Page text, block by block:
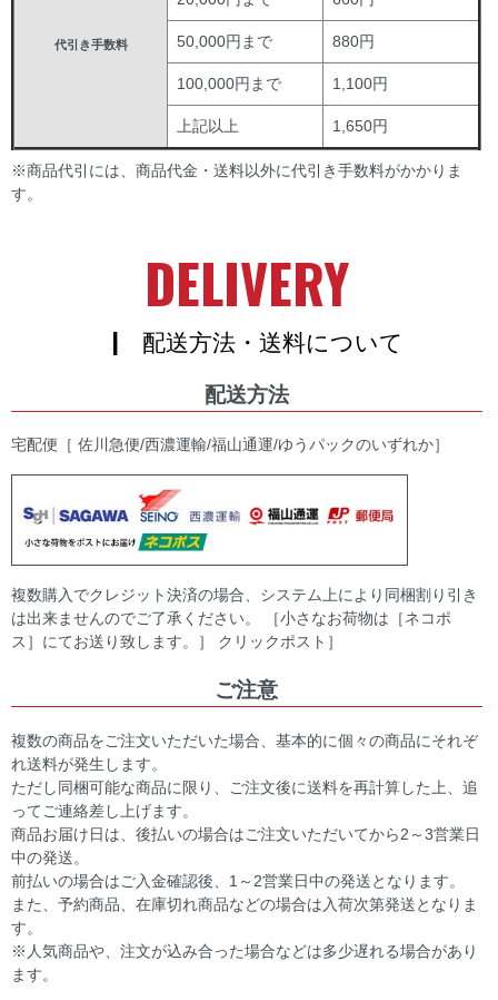
代引き手数料 50,000円まで 880円
100,000円まで 1,100円
上記以上 1,650円
※商品代引には、商品代金・送料以外に代引き手数料がかかりま
す。
DELIVERY
| 配送方法・送料について
配送方法
宅配便［ 佐川急便/西濃運輸/福山通運/ゆうパックのいずれか］
複数購入でクレジット決済の場合、システム上により同梱割り引き
は出来ませんのでご了承ください。 ［小さなお荷物は［ネコポ
ス］にてお送り致します。］ クリックポスト］
ご注意
複数の商品をご注文いただいた場合、基本的に個々の商品にそれぞ
れ送料が発生します。
ただし同梱可能な商品に限り、ご注文後に送料を再計算した上、追
ってご連絡差し上げます。
商品お届け日は、後払いの場合はご注文いただいてから2～3営業日
中の発送。
前払いの場合はご入金確認後、1～2営業日中の発送となります。
また、予約商品、在庫切れ商品などの場合は入荷次第発送となりま
す。
※人気商品や、注文が込み合った場合などは多少遅れる場合があり
ます。